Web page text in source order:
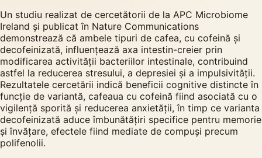
Un studiu realizat de cercetătorii de la APC Microbiome
Ireland și publicat în Nature Communications
demonstrează că ambele tipuri de cafea, cu cofeină și
decofeinizată, influențează axa intestin-creier prin
modificarea activității bacteriilor intestinale, contribuind
astfel la reducerea stresului, a depresiei și a impulsivității.
Rezultatele cercetării indică beneficii cognitive distincte în
funcție de variantă, cafeaua cu cofeină fiind asociată cu o
vigilență sporită și reducerea anxietății, în timp ce varianta
decofeinizată aduce îmbunătățiri specifice pentru memorie
și învățare, efectele fiind mediate de compuși precum
polifenolii.